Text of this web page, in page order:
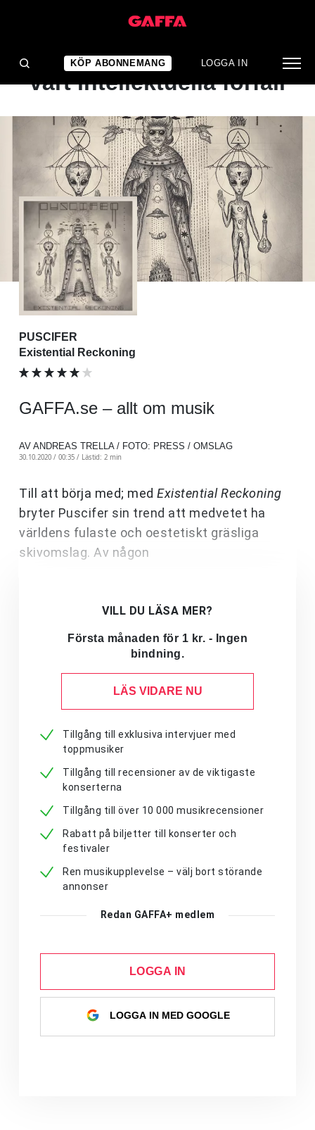
KÖP ABONNEMANG LOGGA IN
ALBUMRECENSION
Domedagsalbumet om
vårt intellektuella förfall
PUSCIFER
Existential Reckoning
GAFFA.se – allt om musik
AV ANDREAS TRELLA / FOTO: PRESS / OMSLAG
30.10.2020 / 00:35 / Lästid: 2 min
Till att börja med; med Existential Reckoning
bryter Puscifer sin trend att medvetet ha
världens fulaste och oestetiskt gräsliga
skivomslag. Av någon
VILL DU LÄSA MER?
Första månaden för 1 kr. - Ingen
bindning.
LÄS VIDARE NU
Tillgång till exklusiva intervjuer med
toppmusiker
Tillgång till recensioner av de viktigaste
konserterna
Tillgång till över 10 000 musikrecensioner
Rabatt på biljetter till konserter och
festivaler
Ren musikupplevelse – välj bort störande
annonser
Redan GAFFA+ medlem
LOGGA IN
LOGGA IN MED GOOGLE